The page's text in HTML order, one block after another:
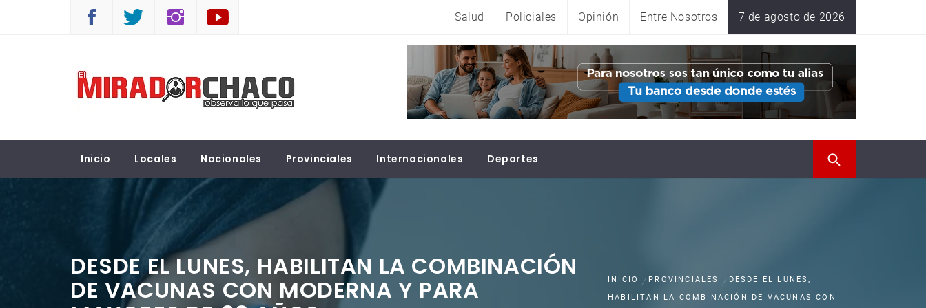
Salud Policiales Opinión Entre Nosotros 7 de agosto de 2026
EL MIRADOR CHACO
Inicio Locales Nacionales Provinciales Internacionales Deportes
DESDE EL LUNES, HABILITAN LA COMBINACIÓN
DE VACUNAS CON MODERNA Y PARA INICIO PROVINCIALES
DESDE EL LUNES,
HABILITAN LA COMBINACIÓN DE VACUNAS CON